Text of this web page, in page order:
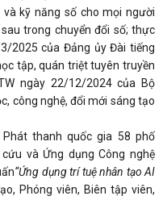
kỹ năng số cho mọi người
trong chuyển đổi số; thực
2025 của Đảng ủy Đài tiếng
tập, quán triệt tuyên truyền
ngày 22/12/2024 của Bộ
công nghệ, đổi mới sáng tạo
thanh quốc gia 58 phố
và Ứng dụng Công nghệ
“Ứng dụng trí tuệ nhân tạo AI
Phóng viên, Biên tập viên,